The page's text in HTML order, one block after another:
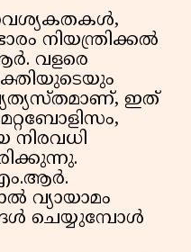
നിയന്ത്രിക്കൽ
വളരെ
ഇത്
നിരവധി
വ്യായാമം
ചെയ്യുമ്പോൾ